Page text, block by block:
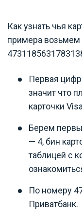
Как узнать чья
примера возьмем
Первая
значит что
карточки
Берем
— 4, бин
таблицей с
По номеру
Приватбанк.